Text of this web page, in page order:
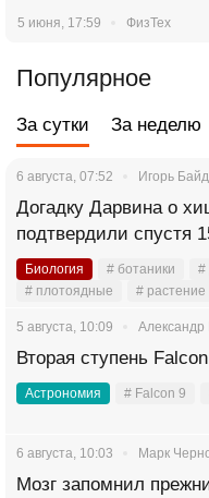
5 июня, 17:59 ФизТех
Популярное
За сутки За неделю
6 августа, 07:52 Игорь
Догадку Дарвина о
подтвердили спустя
Биология # ботаники #
# плотоядные
# растение
5 августа, 10:09 Александр
Вторая ступень
Астрономия # Falcon 9
6 августа, 10:03 Марк
Мозг запомнил